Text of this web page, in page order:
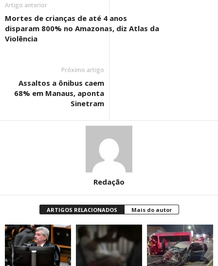
Artigo anterior
Mortes de crianças de até 4 anos
disparam 800% no Amazonas, diz Atlas da
Violência
Próximo artigo
Assaltos a ônibus caem
68% em Manaus, aponta
Sinetram
Redação
ARTIGOS RELACIONADOS Mais do autor